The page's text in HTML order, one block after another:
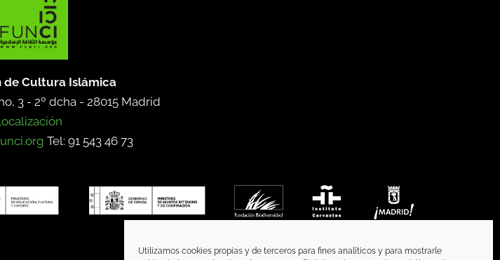
Utilizamos cookies propias y de terceros para fines analíticos y para mostrarle
de Cultura Islámica
3 - 2º dcha - 28015 Madrid
Tel: 91 543 46 73